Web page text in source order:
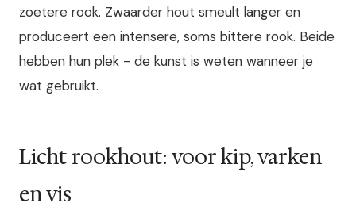
zoetere rook. Zwaarder hout smeult langer en
produceert een intensere, soms bittere rook. Beide
hebben hun plek - de kunst is weten wanneer je
wat gebruikt.
Licht rookhout: voor kip, varken
en vis